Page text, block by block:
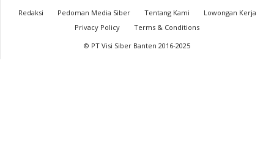
Redaksi Pedoman Media Siber Tentang Kami
Lowongan Kerja
Privacy Policy
Terms & Conditions
© PT Visi Siber Banten 2016-2025